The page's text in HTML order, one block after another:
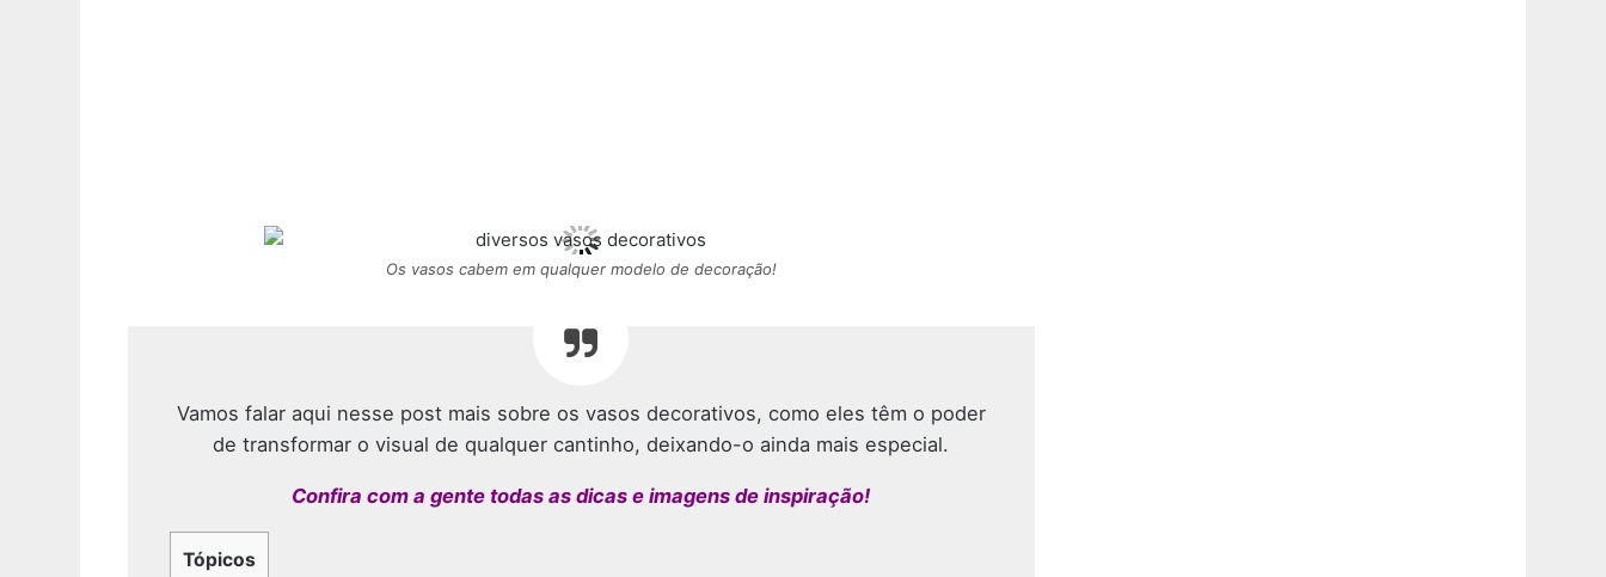
Os vasos cabem em qualquer modelo de decoração!
Vamos falar aqui nesse post mais sobre os vasos decorativos, como eles têm o poder
de transformar o visual de qualquer cantinho, deixando-o ainda mais especial.
Confira com a gente todas as dicas e imagens de inspiração!
Tópicos